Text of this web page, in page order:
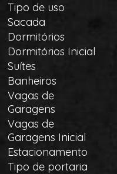
Tipo de uso
Sacada
Dormitórios
Dormitórios Inicial
Suítes
Banheiros
Vagas de
Garagens
Vagas de
Garagens Inicial
Estacionamento
Tipo de portaria